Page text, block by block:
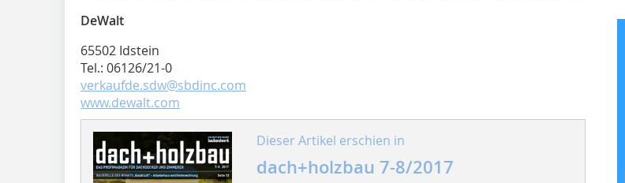
DeWalt
65502 Idstein
Tel.: 06126/21-0
verkaufde.sdw@sbdinc.com
www.dewalt.com
Dieser Artikel erschien in
dach+holzbau 7-8/2017